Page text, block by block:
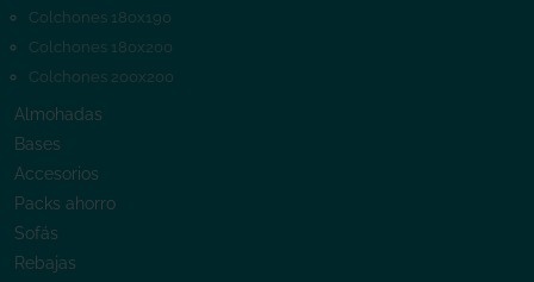
Colchones 180x190
Colchones 180x200
Colchones 200x200
Almohadas
Bases
Accesorios
Packs ahorro
Sofás
Rebajas